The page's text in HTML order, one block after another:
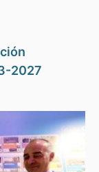
2027